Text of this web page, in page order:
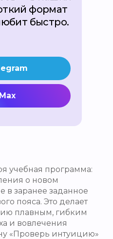
Max
формат
быстро.
учебная программа:
о новом
в заранее заданное
пояса. Это делает
плавным, гибким
и вовлечения
«Проверь интуицию»